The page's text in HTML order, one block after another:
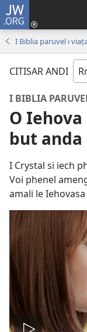
JW.ORG
I Biblia paruvel i
CITISAR ANDI
I BIBLIA
O
but anda
I Crystal si iech
Voi phenel
amali le